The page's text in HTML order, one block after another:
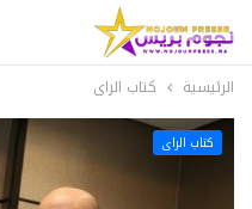
الرئيسية كتاب الراى
كتاب الراى